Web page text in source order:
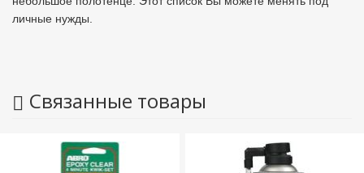
личные нужды.
Связанные товары